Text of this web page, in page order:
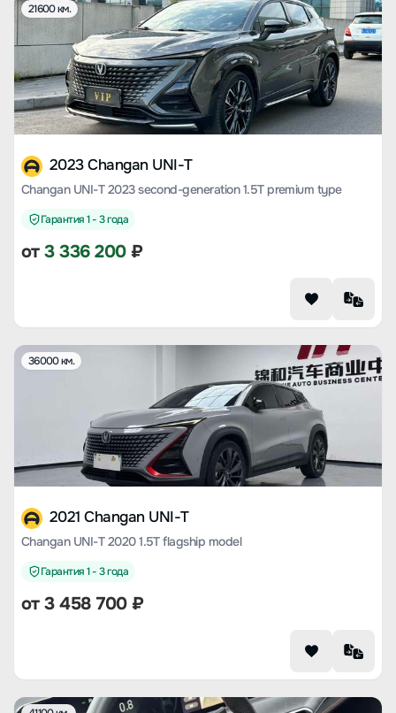
21600 км.
2023 Changan UNI-T
Changan UNI-T 2023 second-generation 1.5T premium type
Гарантия 1 - 3 года
от3 336 200₽
36000 км.
2021 Changan UNI-T
Changan UNI-T 2020 1.5T flagship model
Гарантия 1 - 3 года
от3 458 700₽